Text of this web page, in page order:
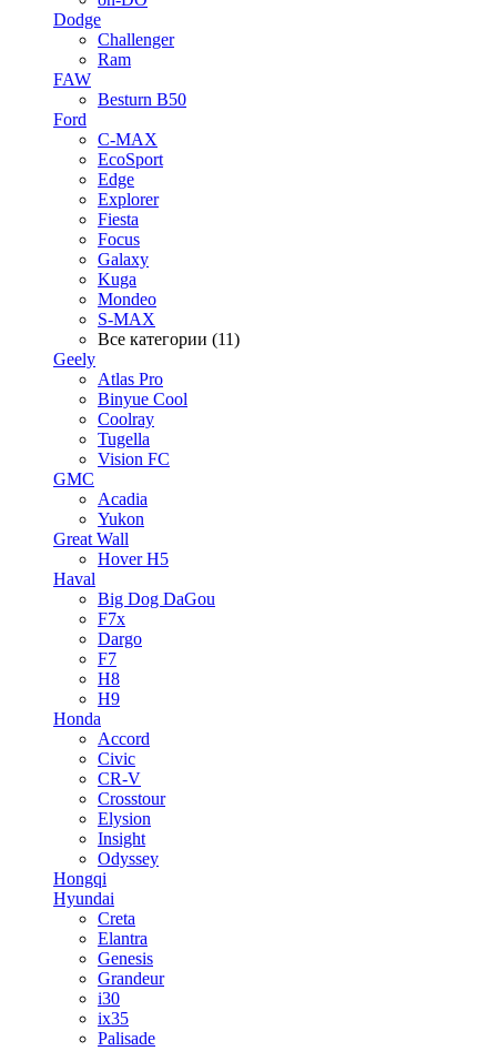
Dodge
Challenger
Ram
FAW
Besturn B50
Ford
C-MAX
EcoSport
Edge
Explorer
Fiesta
Focus
Galaxy
Kuga
Mondeo
S-MAX
Все категории (11)
Geely
Atlas Pro
Binyue Cool
Coolray
Tugella
Vision FC
GMC
Acadia
Yukon
Great Wall
Hover H5
Haval
Big Dog DaGou
F7x
Dargo
F7
H8
H9
Honda
Accord
Civic
CR-V
Crosstour
Elysion
Insight
Odyssey
Hongqi
Hyundai
Creta
Elantra
Genesis
Grandeur
i30
ix35
Palisade